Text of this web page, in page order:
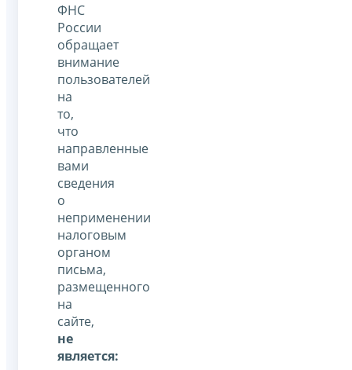
ФНС
России
обращает
внимание
пользователей
на
то,
что
направленные
вами
сведения
о
неприменении
налоговым
органом
письма,
размещенного
на
сайте,
не
является: